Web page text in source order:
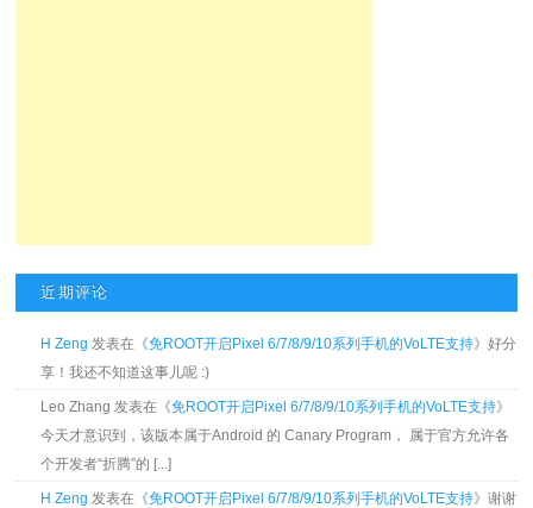
近期评论
H Zeng 发表在《免ROOT开启Pixel 6/7/8/9/10系列手机的VoLTE支持》好分
享！我还不知道这事儿呢 :)
Leo Zhang 发表在《免ROOT开启Pixel 6/7/8/9/10系列手机的VoLTE支持》
今天才意识到，该版本属于Android 的 Canary Program， 属于官方允许各
个开发者“折腾”的 [...]
H Zeng 发表在《免ROOT开启Pixel 6/7/8/9/10系列手机的VoLTE支持》谢谢